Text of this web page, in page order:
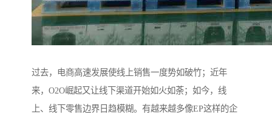
过去，电商高速发展使线上销售一度势如破竹；近年
来，O2O崛起又让线下渠道开始如火如荼；如今，线
上、线下零售边界日趋模糊。有越来越多像EP这样的企